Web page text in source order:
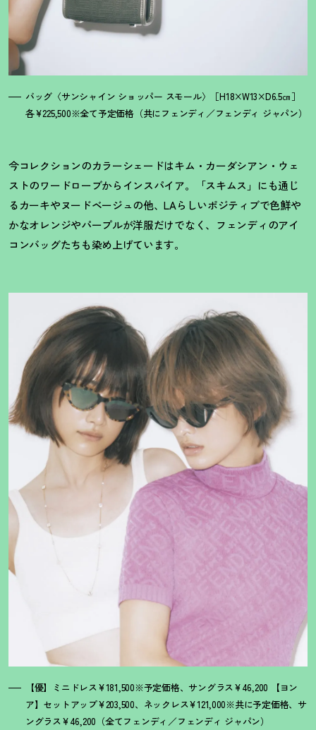
バッグ〈サンシャイン ショッパー スモール〉［H18×W13×D6.5㎝］
各¥225,500※全て予定価格（共にフェンディ／フェンディ ジャパン）
今コレクションのカラーシェードはキム・カーダシアン・ウェ
ストのワードローブからインスパイア。「スキムス」にも通じ
るカーキやヌードベージュの他、LAらしいポジティブで色鮮や
かなオレンジやパープルが洋服だけでなく、フェンディのアイ
コンバッグたちも染め上げています。
【優】ミニドレス¥181,500※予定価格、サングラス¥46,200 【ヨン
ア】セットアップ¥203,500、ネックレス¥121,000※共に予定価格、サ
ングラス¥46,200（全てフェンディ／フェンディ ジャパン）